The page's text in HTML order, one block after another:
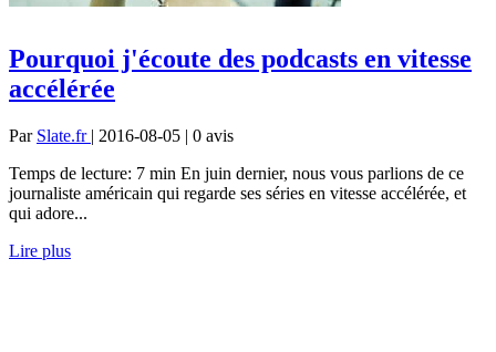
Pourquoi j'écoute des podcasts en vitesse
accélérée
Par Slate.fr | 2016-08-05 | 0 avis
Temps de lecture: 7 min En juin dernier, nous vous parlions de ce
journaliste américain qui regarde ses séries en vitesse accélérée, et
qui adore...
Lire plus